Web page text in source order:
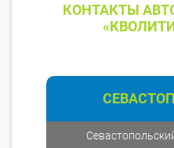
КОНТАКТЫ